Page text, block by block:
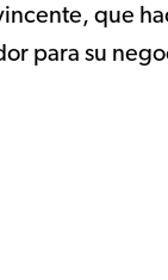
que
para su